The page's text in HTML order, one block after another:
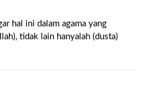
hal ini dalam agama yang
tidak lain hanyalah (dusta)